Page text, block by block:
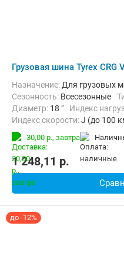
Грузовая шина Tyrex
Назначение: Для грузовых
Сезонность: Всесезонные
Диаметр: 18 " Индекс
Индекс скорости:J (до 100
30,00 р., завтра
1 248,11 p.
до -12%